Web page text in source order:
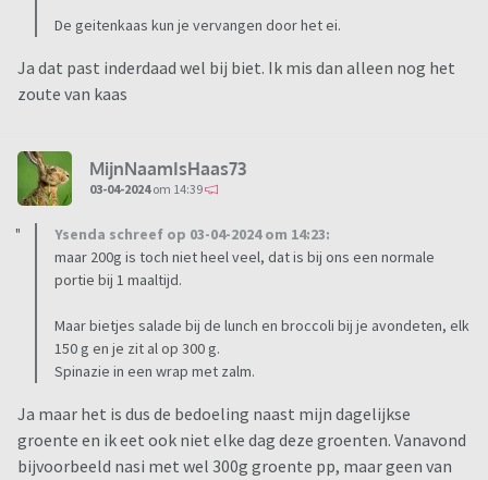
De geitenkaas kun je vervangen door het ei.
Ja dat past inderdaad wel bij biet. Ik mis dan alleen nog het
zoute van kaas
MijnNaamIsHaas73
03-04-2024om 14:39
Ysenda schreef op 03-04-2024 om 14:23:
maar 200g is toch niet heel veel, dat is bij ons een normale
portie bij 1 maaltijd.
Maar bietjes salade bij de lunch en broccoli bij je avondeten, elk
150 g en je zit al op 300 g.
Spinazie in een wrap met zalm.
Ja maar het is dus de bedoeling naast mijn dagelijkse
groente en ik eet ook niet elke dag deze groenten. Vanavond
bijvoorbeeld nasi met wel 300g groente pp, maar geen van